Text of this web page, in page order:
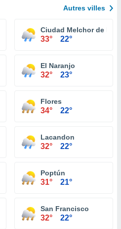
Autres villes
Ciudad Melchor de
33° 22°
El Naranjo
32° 23°
Flores
34° 22°
Lacandon
32° 22°
Poptún
31° 21°
San Francisco
32° 22°